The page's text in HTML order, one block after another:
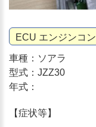
ECU エンジンコ
車種：ソアラ
型式：JZZ30
年式：
【症状等】